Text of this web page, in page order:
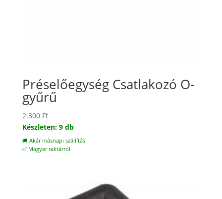
Préselőegység Csatlakozó O-
gyűrű
2.300 Ft
Készleten: 9 db
🚚 Akár másnapi szállítás
✅ Magyar raktárról